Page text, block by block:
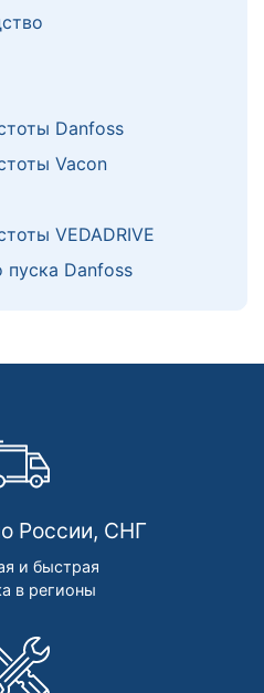
Danfoss
Vacon
VEDADRIVE
пуска Danfoss
России, СНГ
и быстрая
в регионы